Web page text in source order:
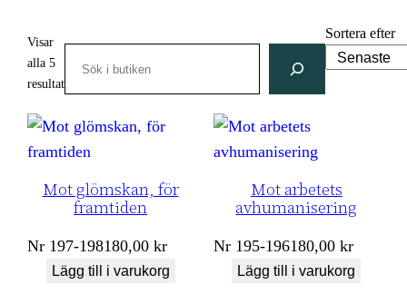
Visar
alla 5
resultatSortera
senaste
Sortera efter
Mot glömskan, för
framtiden
Nr 197-198180,00kr
Lägg till i varukorg
Mot arbetets
avhumanisering
Nr 195-196180,00kr
Lägg till i varukorg